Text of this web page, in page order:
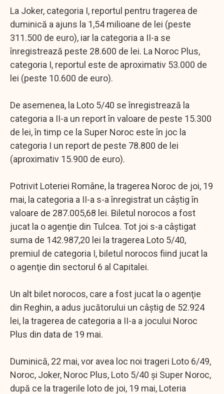
La Joker, categoria I, reportul pentru tragerea de
duminică a ajuns la 1,54 milioane de lei (peste
311.500 de euro), iar la categoria a II-a se
înregistrează peste 28.600 de lei. La Noroc Plus,
categoria I, reportul este de aproximativ 53.000 de
lei (peste 10.600 de euro).
De asemenea, la Loto 5/40 se înregistrează la
categoria a II-a un report în valoare de peste 15.300
de lei, în timp ce la Super Noroc este în joc la
categoria I un report de peste 78.800 de lei
(aproximativ 15.900 de euro).
Potrivit Loteriei Române, la tragerea Noroc de joi, 19
mai, la categoria a II-a s-a înregistrat un câştig în
valoare de 287.005,68 lei. Biletul norocos a fost
jucat la o agenţie din Tulcea. Tot joi s-a câştigat
suma de 142.987,20 lei la tragerea Loto 5/40,
premiul de categoria I, biletul norocos fiind jucat la
o agenţie din sectorul 6 al Capitalei.
Un alt bilet norocos, care a fost jucat la o agenţie
din Reghin, a adus jucătorului un câştig de 52.924
lei, la tragerea de categoria a II-a a jocului Noroc
Plus din data de 19 mai.
Duminică, 22 mai, vor avea loc noi trageri Loto 6/49,
Noroc, Joker, Noroc Plus, Loto 5/40 şi Super Noroc,
după ce la tragerile loto de joi, 19 mai, Loteria